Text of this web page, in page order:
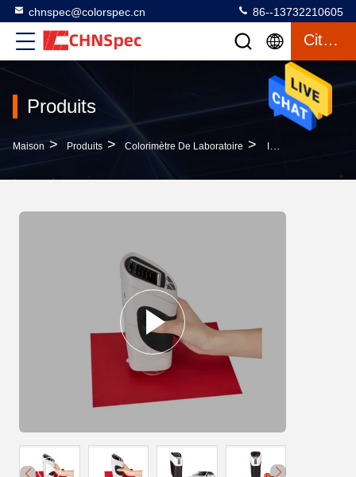
chnspec@colorspec.cn 86--13732210605
Citation
Produits
Maison > Produits > Colorimètre De Laboratoire >